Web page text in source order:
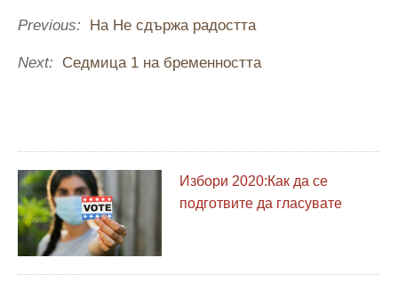
Previous: На Не сдържа радостта
Next: Седмица 1 на бременността
Избори 2020:Как да се
подготвите да гласувате